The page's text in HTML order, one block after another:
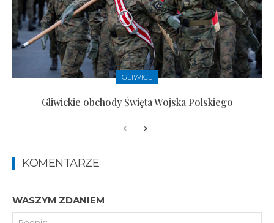
GLIWICE
Gliwickie obchody Święta Wojska Polskiego
KOMENTARZE
WASZYM ZDANIEM